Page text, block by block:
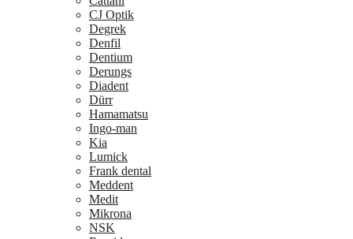
CJ Optik
Degrek
Denfil
Dentium
Derungs
Diadent
Dürr
Hamamatsu
Ingo-man
Kia
Lumick
Frank dental
Meddent
Medit
Mikrona
NSK